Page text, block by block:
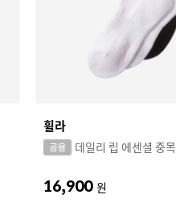
휠라
데일리 립 에센셜 중
16,900 원